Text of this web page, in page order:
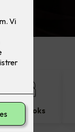
Ladeboks